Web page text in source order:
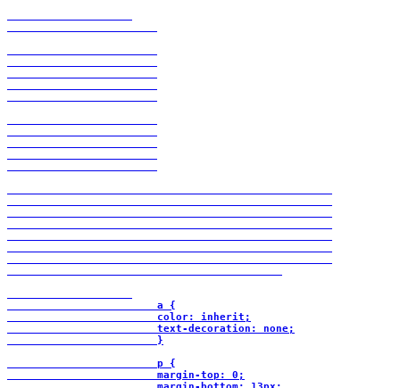
                        a {
                        color: inherit;
                        text-decoration: none;
                        }
                        p {
                        margin-top: 0;